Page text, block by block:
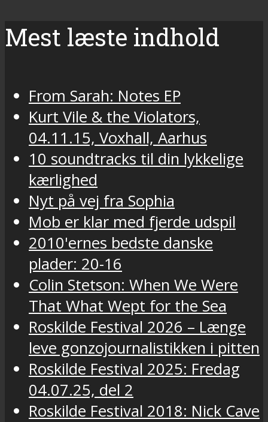
Mest læste indhold
From Sarah: Notes EP
Kurt Vile & the Violators,
04.11.15, Voxhall, Aarhus
10 soundtracks til din lykkelige
kærlighed
Nyt på vej fra Sophia
Mob er klar med fjerde udspil
2010'ernes bedste danske
plader: 20-16
Colin Stetson: When We Were
That What Wept for the Sea
Roskilde Festival 2026 – Længe
leve gonzojournalistikken i pitten
Roskilde Festival 2025: Fredag
04.07.25, del 2
Roskilde Festival 2018: Nick Cave